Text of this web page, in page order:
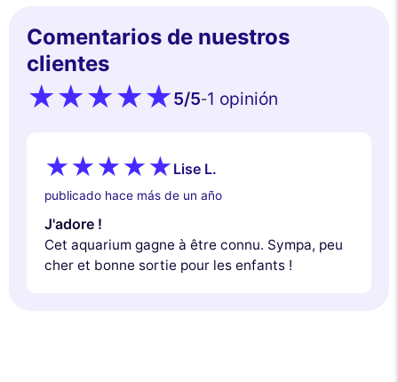
Comentarios de nuestros
clientes
5/5-1 opinión
Lise L.
publicado hace más de un año
J'adore !
Cet aquarium gagne à être connu. Sympa, peu
cher et bonne sortie pour les enfants !